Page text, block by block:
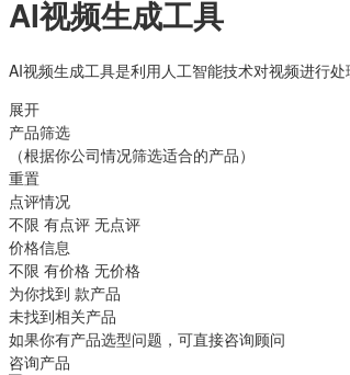
AI视频生成工具
AI视频生成工具是利用人工智能技术对视频进行
展开
产品筛选
（根据你公司情况筛选适合的产品）
重置
点评情况
不限 有点评 无点评
价格信息
不限 有价格 无价格
为你找到 款产品
未找到相关产品
如果你有产品选型问题，可直接咨询顾问
咨询产品